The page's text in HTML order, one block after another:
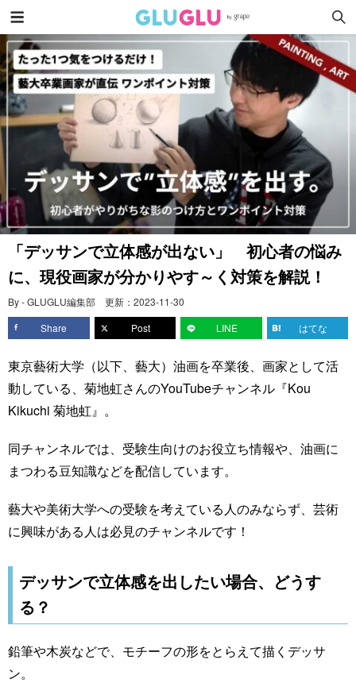
「デッサンで立体感が出ない」 初心者の悩み
に、現役画家が分かりやす～く対策を解説！
By - GLUGLU編集部 更新： 2023-11-30
Share
Post LINE はてな
東京藝術大学（以下、藝大）油画を卒業後、画家として活
動している、菊地虹さんのYouTubeチャンネル『Kou
Kikuchi 菊地虹』。
同チャンネルでは、受験生向けのお役立ち情報や、油画に
まつわる豆知識などを配信しています。
藝大や美術大学への受験を考えている人のみならず、芸術
に興味がある人は必見のチャンネルです！
デッサンで立体感を出したい場合、どうす
る？
鉛筆や木炭などで、モチーフの形をとらえて描くデッサ
ン。